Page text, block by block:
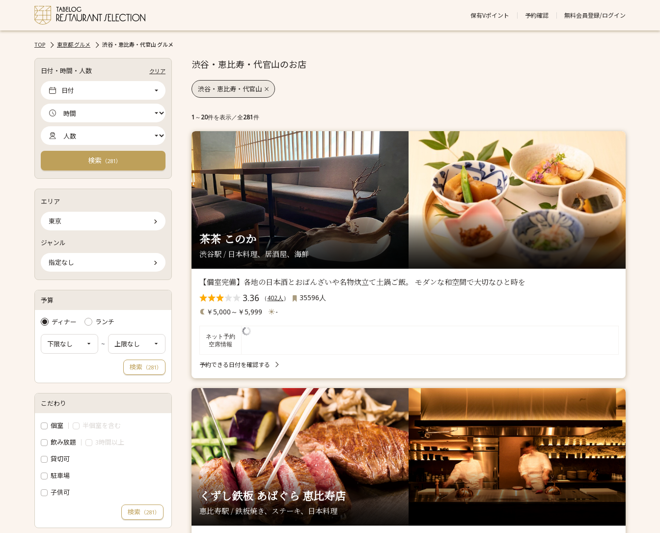
保有Vポイント 予約確認 無料会員登録/ログイン
TOP 東京都 グルメ 渋谷・恵比寿・代官山 グルメ
日付・時間・人数 クリア
日付
検索 （281）
エリア
東京
ジャンル
指定なし
予算
ディナー ランチ
~
検索 （281）
こだわり
個室
半個室を含む
飲み放題
3時間以上
貸切可
駐車場
子供可
検索 （281）
渋谷・恵比寿・代官山のお店
渋谷・恵比寿・代官山
1 ～20件を表示／全281件
茶茶 このか
渋谷駅 / 日本料理、居酒屋、海鮮
【個室完備】各地の日本酒とおばんざいや名物炊立て土鍋ご飯。 モダンな和空間で大切なひと時を
3.36 （402人 ）
35596人
￥5,000～￥5,999
-
ネット予約
空席情報
予約できる日付を確認する
くずし鉄板 あばぐら 恵比寿店
恵比寿駅 / 鉄板焼き、ステーキ、日本料理